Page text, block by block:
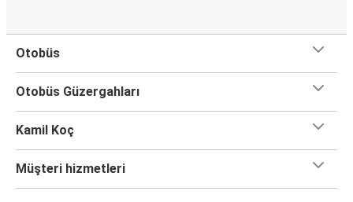
Otobüs
Otobüs Güzergahları
Kamil Koç
Müşteri hizmetleri